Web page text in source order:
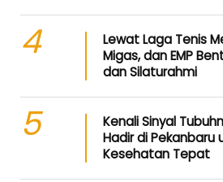
4
Lewat Laga Tenis
Migas, dan EMP
dan Silaturahmi
5
Kenali Sinyal
Hadir di Pekanbaru
Kesehatan Tepat